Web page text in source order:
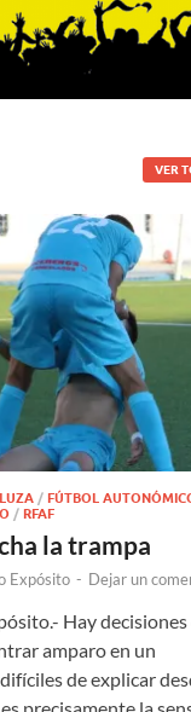
VER
/FÚTBOL
/RFAF
la trampa
Expósito - Dejar un
Hay decisiones
amparo en un
de explicar
precisamente la